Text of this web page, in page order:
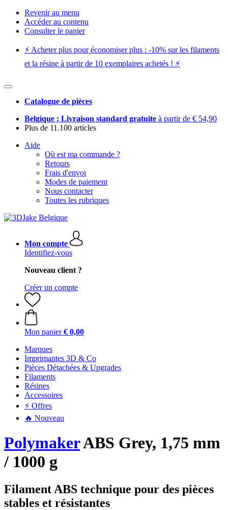
Revenir au menu
Accéder au contenu
Consulter le panier
⚡️ Acheter plus pour économiser plus : -10% sur les filaments
et la résine à partir de 10 exemplaires achetés ! ⚡️
Catalogue de pièces
Belgique : Livraison standard gratuite à partir de € 54,90
Plus de 11.100 articles
Aide
Où est ma commande ?
Retours
Frais d'envoi
Modes de paiement
Nous contacter
Toutes les rubriques
Mon compte
Identifiez-vous
Nouveau client ?
Créer un compte
Mon panier € 0,00
Marques
Imprimantes 3D & Co
Pièces Détachées & Upgrades
Filaments
Résines
Accessoires
⚡ Offres
🔥 Nouveau
PolymakerABS Grey, 1,75 mm
/ 1000 g
Filament ABS technique pour des pièces
stables et résistantes